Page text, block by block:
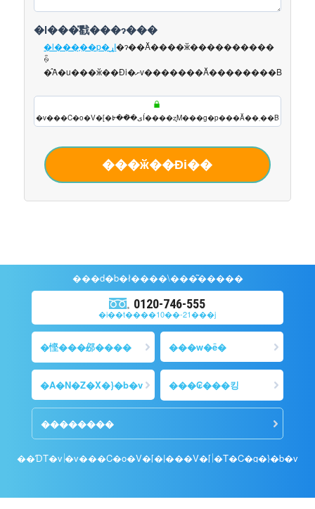
�l���̎戵���ɂ���
�l���̗��p�ړI�ɂ��Ă����ӂ����������
ꍇ
�̂݁A�u���ӂ��Đi�ށv�������Ă��������B
�v���C�o�V�[�ی�̂��߈Í����ʐM���g�p���Ă��܂��B
���d�b�ł����\���͂�����
0120-746-555
�i��t����10��-21���j
�悭���邲���� ���w�ē�
�A�N�Z�X�}�b�v ���₢���킹
��������
��ƊT�v �v���C�o�V�[�|���V�[ �T�C�g�}�b�v